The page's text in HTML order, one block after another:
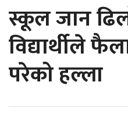
स्कूल जान
विद्यार्थीले
परेको हल्ला